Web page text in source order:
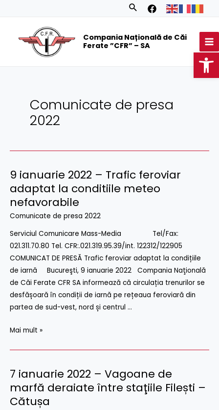
Search
Compania Națională de Căi
Ferate ”CFR” – SA
Comunicate de presa
2022
9 ianuarie 2022 – Trafic feroviar
adaptat la conditiile meteo
nefavorabile
Comunicate de presa 2022
Serviciul Comunicare Mass-Media Tel/Fax:
021.311.70.80 Tel. CFR:.021.319.95.39/int. 122312/122905
COMUNICAT DE PRESĂ Trafic feroviar adaptat la condițiile
de iarnă Bucureşti, 9 ianuarie 2022 Compania Naţională
de Căi Ferate CFR SA informează că circulația trenurilor se
desfășoară în condiții de iarnă pe rețeaua feroviară din
partea de sud-vest, nord și centrul …
9
ianuarie
2022
feroviar
adaptat
la
conditiile
meteo
nefavorabile
Mai mult »
7 ianuarie 2022 – Vagoane de
marfă deraiate între staţiile Filești –
Cătușa
7
ianuarie
2022